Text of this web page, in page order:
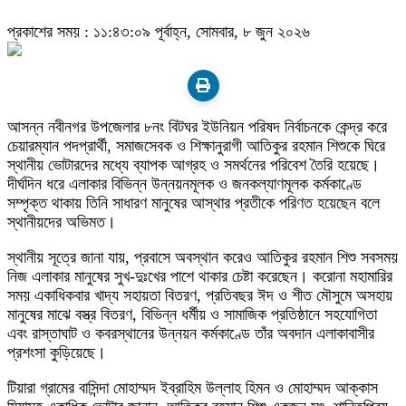
প্রকাশের সময় : ১১:৪৩:০৯ পূর্বাহ্ন, সোমবার, ৮ জুন ২০২৬
আসন্ন নবীনগর উপজেলার ৮নং বিটঘর ইউনিয়ন পরিষদ নির্বাচনকে কেন্দ্র করে
চেয়ারম্যান পদপ্রার্থী, সমাজসেবক ও শিক্ষানুরাগী আতিকুর রহমান শিশুকে ঘিরে
স্থানীয় ভোটারদের মধ্যে ব্যাপক আগ্রহ ও সমর্থনের পরিবেশ তৈরি হয়েছে।
দীর্ঘদিন ধরে এলাকার বিভিন্ন উন্নয়নমূলক ও জনকল্যাণমূলক কর্মকাণ্ডে
সম্পৃক্ত থাকায় তিনি সাধারণ মানুষের আস্থার প্রতীকে পরিণত হয়েছেন বলে
স্থানীয়দের অভিমত।
স্থানীয় সূত্রে জানা যায়, প্রবাসে অবস্থান করেও আতিকুর রহমান শিশু সবসময়
নিজ এলাকার মানুষের সুখ-দুঃখের পাশে থাকার চেষ্টা করেছেন। করোনা মহামারির
সময় একাধিকবার খাদ্য সহায়তা বিতরণ, প্রতিবছর ঈদ ও শীত মৌসুমে অসহায়
মানুষের মাঝে বস্ত্র বিতরণ, বিভিন্ন ধর্মীয় ও সামাজিক প্রতিষ্ঠানে সহযোগিতা
এবং রাস্তাঘাট ও কবরস্থানের উন্নয়ন কর্মকাণ্ডে তাঁর অবদান এলাকাবাসীর
প্রশংসা কুড়িয়েছে।
টিয়ারা গ্রামের বাসিন্দা মোহাম্মদ ইব্রাহিম উল্লাহ হিমন ও মোহাম্মদ আক্কাস